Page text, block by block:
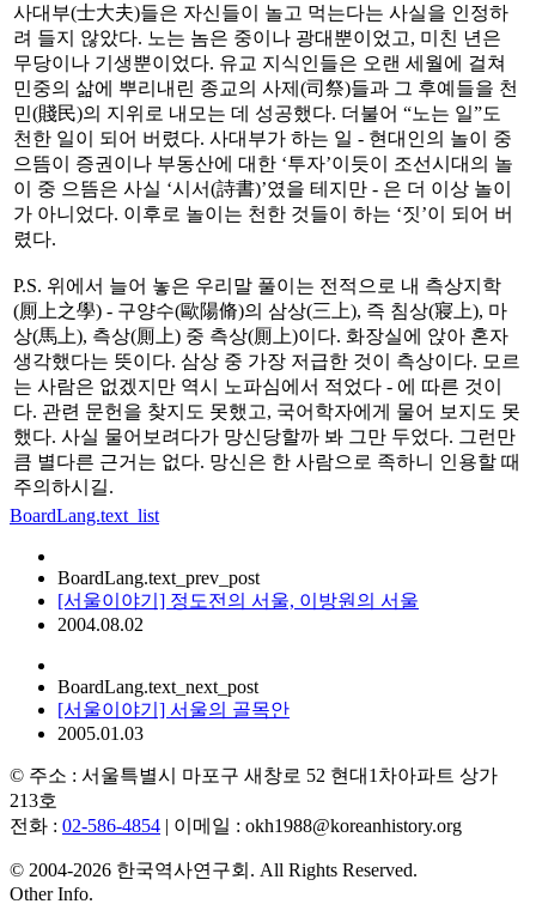
사대부(士大夫)들은 자신들이 놀고 먹는다는 사실을 인정하
려 들지 않았다. 노는 놈은 중이나 광대뿐이었고, 미친 년은
무당이나 기생뿐이었다. 유교 지식인들은 오랜 세월에 걸쳐
민중의 삶에 뿌리내린 종교의 사제(司祭)들과 그 후예들을 천
민(賤民)의 지위로 내모는 데 성공했다. 더불어 “노는 일”도
천한 일이 되어 버렸다. 사대부가 하는 일 - 현대인의 놀이 중
으뜸이 증권이나 부동산에 대한 ‘투자’이듯이 조선시대의 놀
이 중 으뜸은 사실 ‘시서(詩書)’였을 테지만 - 은 더 이상 놀이
가 아니었다. 이후로 놀이는 천한 것들이 하는 ‘짓’이 되어 버
렸다.
P.S. 위에서 늘어 놓은 우리말 풀이는 전적으로 내 측상지학
(厠上之學) - 구양수(歐陽脩)의 삼상(三上), 즉 침상(寢上), 마
상(馬上), 측상(厠上) 중 측상(厠上)이다. 화장실에 앉아 혼자
생각했다는 뜻이다. 삼상 중 가장 저급한 것이 측상이다. 모르
는 사람은 없겠지만 역시 노파심에서 적었다 - 에 따른 것이
다. 관련 문헌을 찾지도 못했고, 국어학자에게 물어 보지도 못
했다. 사실 물어보려다가 망신당할까 봐 그만 두었다. 그런만
큼 별다른 근거는 없다. 망신은 한 사람으로 족하니 인용할 때
주의하시길.
BoardLang.text_list
BoardLang.text_prev_post
[서울이야기] 정도전의 서울, 이방원의 서울
2004.08.02
BoardLang.text_next_post
[서울이야기] 서울의 골목안
2005.01.03
© 주소 : 서울특별시 마포구 새창로 52 현대1차아파트 상가
213호
전화 : 02-586-4854 | 이메일 : okh1988@koreanhistory.org
© 2004-2026 한국역사연구회. All Rights Reserved.
Other Info.